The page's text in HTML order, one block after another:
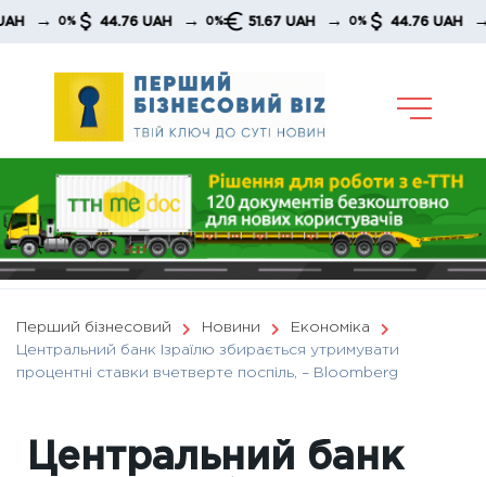
Skip
0% 44.76 UAH → 0% 51.67 UAH → 0% 44.76 UAH → 0%
Перший бізнесовий Новини
Економіка
Центральний банк Ізраїлю збирається утримувати
процентні ставки вчетверте поспіль, – Bloomberg
Центральний банк